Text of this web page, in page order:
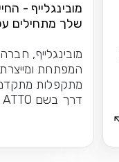
מובינגלייף -
שלך מתחילים
מובינגלייף,
המפתחת ומייצרת
מתקפלות
דרך בשם ATTO